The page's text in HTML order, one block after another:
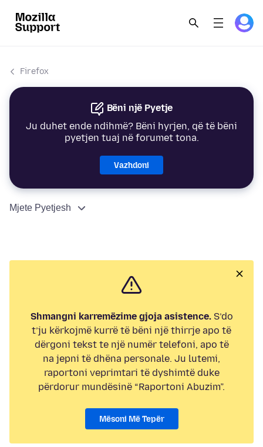
Firefox
Bëni një Pyetje
Ju duhet ende ndihmë? Bëni hyrjen, që të bëni
pyetjen tuaj në forumet tona.
Vazhdoni
Mjete Pyetjesh
Shmangni karremëzime gjoja asistence.S’do
t’ju kërkojmë kurrë të bëni një thirrje apo të
dërgoni tekst te një numër telefoni, apo të
na jepni të dhëna personale. Ju lutemi,
raportoni veprimtari të dyshimtë duke
përdorur mundësinë “Raportoni Abuzim”.
Mësoni Më Tepër